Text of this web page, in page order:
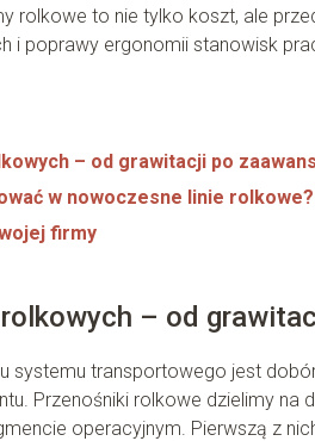
rolkowe to nie tylko koszt, ale
i poprawy ergonomii stanowisk
– od grawitacji po
w nowoczesne linie rolkowe?
firmy
– od
systemu transportowego jest
Przenośniki rolkowe dzielimy na
operacyjnym. Pierwszą z